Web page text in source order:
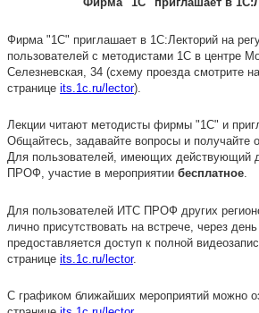
Фирма "1С" приглашает в 1С:Лекторий на
пользователей с методистами 1С в центре
Селезневская, 34 (схему проезда смотрите на
странице its.1c.ru/lector).
Лекции читают методисты фирмы "1С" и
Общайтесь, задавайте вопросы и получайте
Для пользователей, имеющих действующий
ПРОФ, участие в мероприятии бесплатное.
Для пользователей ИТС ПРОФ других
лично присутствовать на встрече, через
предоставляется доступ к полной
странице its.1c.ru/lector.
С графиком ближайших мероприятий можно